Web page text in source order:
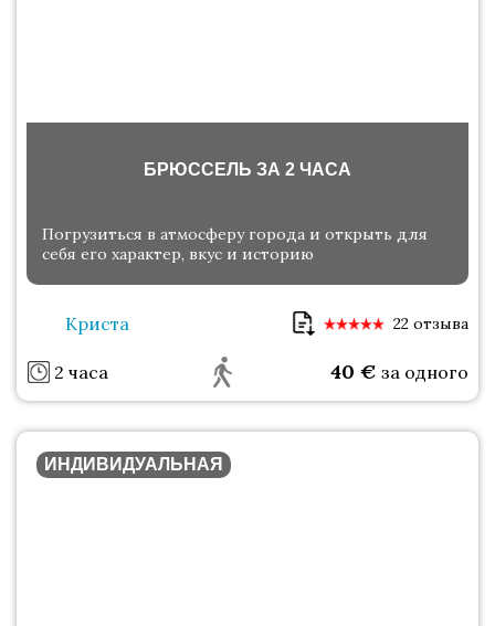
БРЮССЕЛЬ ЗА 2 ЧАСА
Погрузиться в атмосферу города и открыть для
себя его характер, вкус и историю
Криста 22 отзыва
2 часа 40 € за одного
ИНДИВИДУАЛЬНАЯ